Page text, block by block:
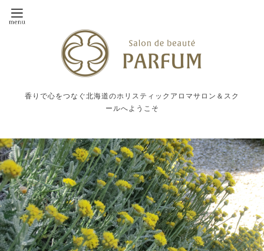
香りで心をつなぐ北海道のホリスティックアロマサロン＆スク
ールへようこそ